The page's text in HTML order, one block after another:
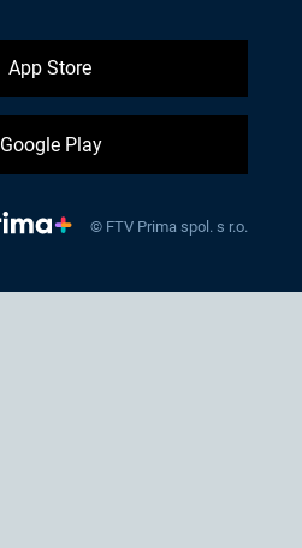
App Store
Google Play
© FTV Prima spol. s r.o.